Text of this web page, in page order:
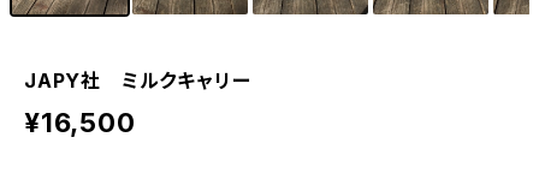
JAPY社 ミルクキャリー
¥16,500